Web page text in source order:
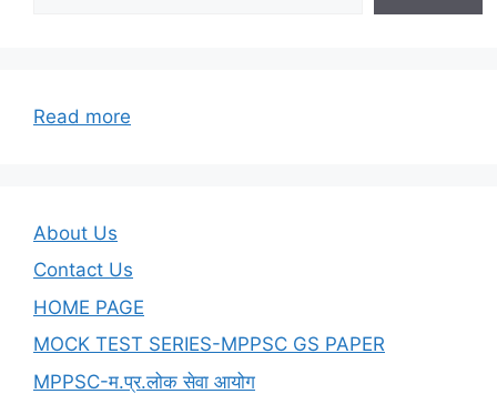
Read more
तथा
‘कामदा’
एकादशीका
About Us
Contact Us
HOME PAGE
MOCK TEST SERIES-MPPSC GS PAPER
MPPSC-म.प्र.लोक सेवा आयोग